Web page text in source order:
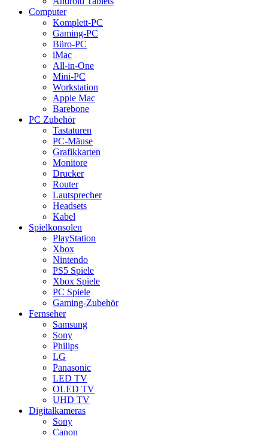
Computer
Komplett-PC
Gaming-PC
Büro-PC
iMac
All-in-One
Mini-PC
Workstation
Apple Mac
Barebone
PC Zubehör
Tastaturen
PC-Mäuse
Grafikkarten
Monitore
Drucker
Router
Lautsprecher
Headsets
Kabel
Spielkonsolen
PlayStation
Xbox
Nintendo
PS5 Spiele
Xbox Spiele
PC Spiele
Gaming-Zubehör
Fernseher
Samsung
Sony
Philips
LG
Panasonic
LED TV
OLED TV
UHD TV
Digitalkameras
Sony
Canon